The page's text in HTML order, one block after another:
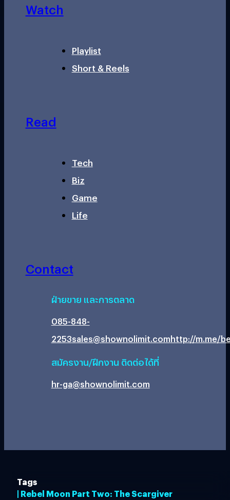
Watch
Playlist
Short & Reels
Read
Tech
Biz
Game
Life
Contact
ฝ่ายขาย และการตลาด
085-848-
2253sales@shownolimit.comhttp://m.me/
สมัครงาน/ฝึกงาน ติดต่อได้ที่
hr-ga@shownolimit.com
Tags
| Rebel Moon Part Two: The Scargiver